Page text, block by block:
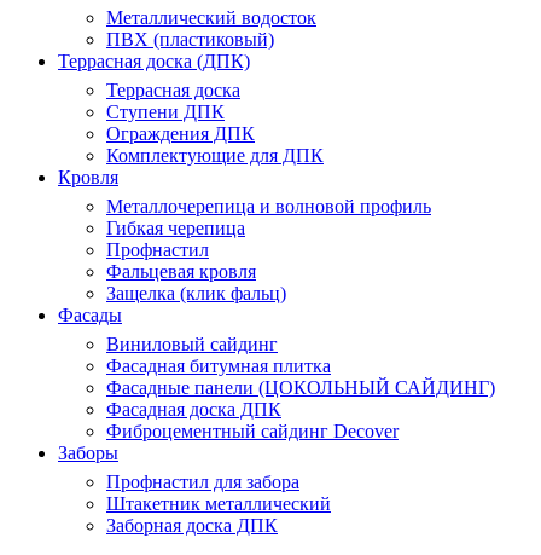
Металлический водосток
ПВХ (пластиковый)
Террасная доска (ДПК)
Террасная доска
Ступени ДПК
Ограждения ДПК
Комплектующие для ДПК
Кровля
Металлочерепица и волновой профиль
Гибкая черепица
Профнастил
Фальцевая кровля
Защелка (клик фальц)
Фасады
Виниловый сайдинг
Фасадная битумная плитка
Фасадные панели (ЦОКОЛЬНЫЙ САЙДИНГ)
Фасадная доска ДПК
Фиброцементный сайдинг Decover
Заборы
Профнастил для забора
Штакетник металлический
Заборная доска ДПК